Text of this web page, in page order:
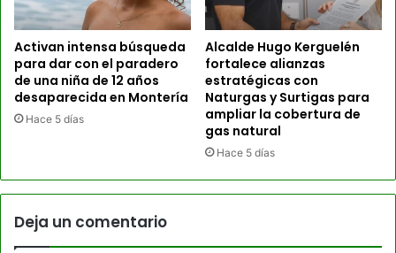
Activan intensa búsqueda
para dar con el paradero
de una niña de 12 años
desaparecida en Montería
Hace 5 días
Alcalde Hugo Kerguelén
fortalece alianzas
estratégicas con
Naturgas y Surtigas para
ampliar la cobertura de
gas natural
Hace 5 días
Deja un comentario